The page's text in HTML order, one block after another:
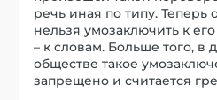
речь иная по типу. Теперь
нельзя умозаключить к
– к словам. Больше того, в
обществе такое
запрещено и считается